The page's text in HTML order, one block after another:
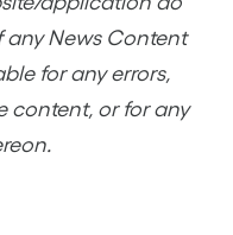
News Content
for any errors,
content, or for any